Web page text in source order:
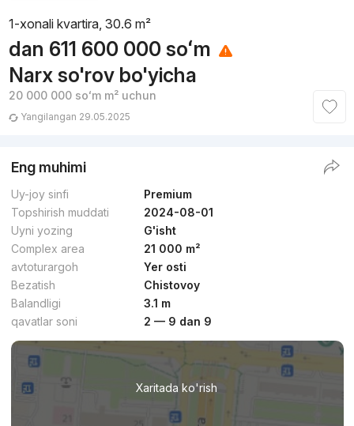
1-xonali kvartira, 30.6 m²
dan 611 600 000 soʻm
Narx so'rov bo'yicha
20 000 000 soʻmm² uchun
Yangilangan 29.05.2025
Eng muhimi
Uy-joy sinfi
Premium
Topshirish muddati
2024-08-01
Uyni yozing
G'isht
Complex area
21 000 m²
avtoturargoh
Yer osti
Bezatish
Chistovoy
Balandligi
3.1 m
qavatlar soni
2 — 9 dan 9
Xaritada ko'rish